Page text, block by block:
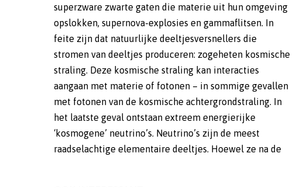
superzware zwarte gaten die materie uit hun omgeving
opslokken, supernova-explosies en gammaflitsen. In
feite zijn dat natuurlijke deeltjesversnellers die
stromen van deeltjes produceren: zogeheten kosmische
straling. Deze kosmische straling kan interacties
aangaan met materie of fotonen – in sommige gevallen
met fotonen van de kosmische achtergrondstraling. In
het laatste geval ontstaan extreem energierijke
‘kosmogene’ neutrino’s. Neutrino’s zijn de meest
raadselachtige elementaire deeltjes. Hoewel ze na de
energierijke neutrino zou rechtstreeks afkomstig
kunnen zijn van een krachtige kosmische
deeltjesversneller. Maar het zou ook om de eerste
detectie van een kosmogeen neutrino kunnen gaan. Op
basis van dit ene neutrino kan niet worden vastgesteld
waar het precies vandaan kwam. Maar de hoop bestaat
dat het voltooide KM3NeT wel in staat zal zijn om de
herkomst van deze extreem energierijke deeltjes vast